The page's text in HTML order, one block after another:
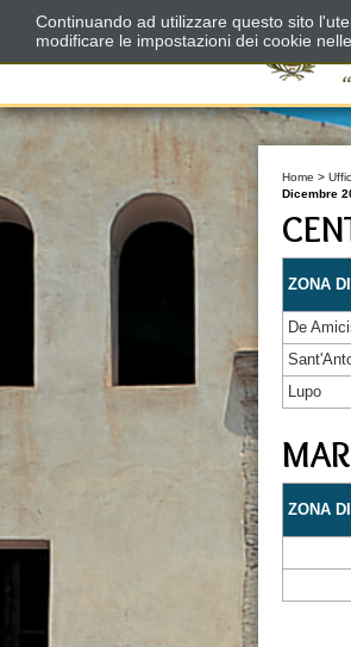
Home >
Dicembre
ZONA
De
Lupo
ZONA
Continuando ad utilizzare questo sito
modificare le impostazioni dei cookie